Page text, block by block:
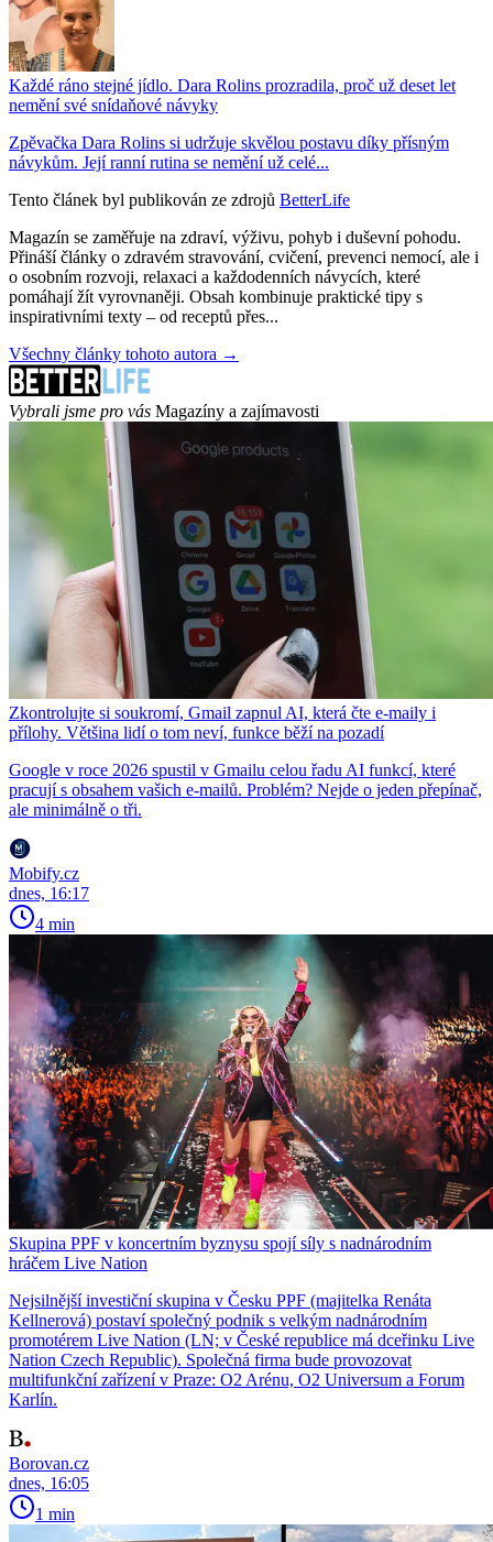
Každé ráno stejné jídlo. Dara Rolins prozradila, proč už deset let
nemění své snídaňové návyky
Zpěvačka Dara Rolins si udržuje skvělou postavu díky přísným
návykům. Její ranní rutina se nemění už celé...
Tento článek byl publikován ze zdrojů BetterLife
Magazín se zaměřuje na zdraví, výživu, pohyb i duševní pohodu.
Přináší články o zdravém stravování, cvičení, prevenci nemocí, ale i
o osobním rozvoji, relaxaci a každodenních návycích, které
pomáhají žít vyrovnaněji. Obsah kombinuje praktické tipy s
inspirativními texty – od receptů přes...
Všechny články tohoto autora →
Vybrali jsme pro vás Magazíny a zajímavosti
Zkontrolujte si soukromí, Gmail zapnul AI, která čte e-maily i
přílohy. Většina lidí o tom neví, funkce běží na pozadí
Google v roce 2026 spustil v Gmailu celou řadu AI funkcí, které
pracují s obsahem vašich e-mailů. Problém? Nejde o jeden přepínač,
ale minimálně o tři.
Mobify.cz
dnes, 16:17
4 min
Skupina PPF v koncertním byznysu spojí síly s nadnárodním
hráčem Live Nation
Nejsilnější investiční skupina v Česku PPF (majitelka Renáta
Kellnerová) postaví společný podnik s velkým nadnárodním
promotérem Live Nation (LN; v České republice má dceřinku Live
Nation Czech Republic). Společná firma bude provozovat
multifunkční zařízení v Praze: O2 Arénu, O2 Universum a Forum
Karlín.
Borovan.cz
dnes, 16:05
1 min